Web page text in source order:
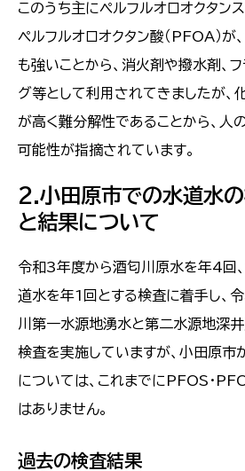
このうち主にペルフルオロオクタン
ペルフルオロオクタン酸（PFOA）が
も強いことから、消火剤や撥水剤、
グ等として利用されてきましたが、
が高く難分解性であることから、人
可能性が指摘されています。
2.小田原市での水道水
と結果について
令和3年度から酒匂川原水を年4回
道水を年1回とする検査に着手し、
川第一水源地湧水と第二水源地深
検査を実施していますが、小田原市
については、これまでにPFOS・
はありません。
過去の検査結果